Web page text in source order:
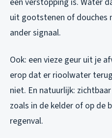
uit gootstenen of douches
ander signaal.
Ook: een vieze geur uit je
erop dat er rioolwater
niet. En natuurlijk:
zoals in de kelder of op de
regenval.